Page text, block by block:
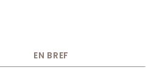
EN BREF